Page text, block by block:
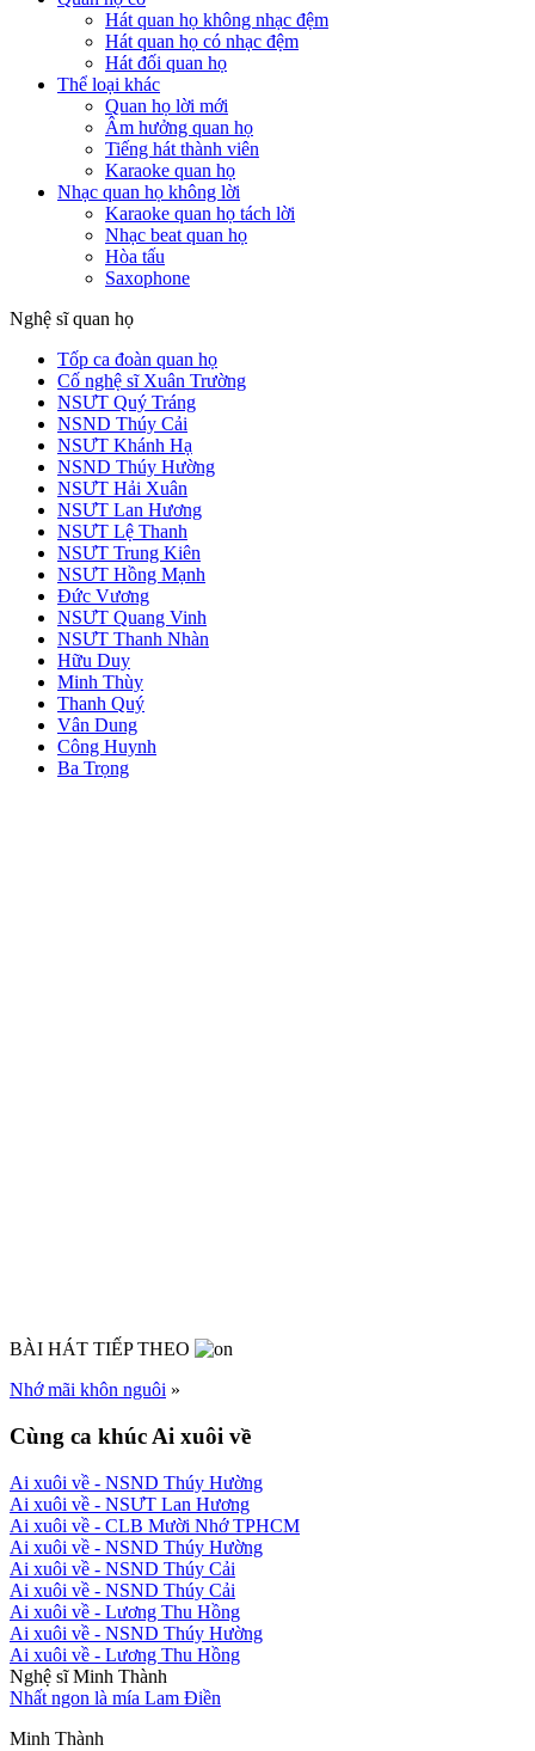
Hát quan họ không nhạc đệm
Hát quan họ có nhạc đệm
Hát đối quan họ
Thể loại khác
Quan họ lời mới
Âm hưởng quan họ
Tiếng hát thành viên
Karaoke quan họ
Nhạc quan họ không lời
Karaoke quan họ tách lời
Nhạc beat quan họ
Hòa tấu
Saxophone
Nghệ sĩ quan họ
Tốp ca đoàn quan họ
Cố nghệ sĩ Xuân Trường
NSƯT Quý Tráng
NSND Thúy Cải
NSƯT Khánh Hạ
NSND Thúy Hường
NSƯT Hải Xuân
NSƯT Lan Hương
NSƯT Lệ Thanh
NSƯT Trung Kiên
NSƯT Hồng Mạnh
Đức Vương
NSƯT Quang Vinh
NSƯT Thanh Nhàn
Hữu Duy
Minh Thùy
Thanh Quý
Vân Dung
Công Huynh
Ba Trọng
BÀI HÁT TIẾP THEO
Nhớ mãi khôn nguôi »
Cùng ca khúc Ai xuôi về
Ai xuôi về - NSND Thúy Hường
Ai xuôi về - NSƯT Lan Hương
Ai xuôi về - CLB Mười Nhớ TPHCM
Ai xuôi về - NSND Thúy Hường
Ai xuôi về - NSND Thúy Cải
Ai xuôi về - NSND Thúy Cải
Ai xuôi về - Lương Thu Hồng
Ai xuôi về - NSND Thúy Hường
Ai xuôi về - Lương Thu Hồng
Nghệ sĩ Minh Thành
Nhất ngon là mía Lam Điền
Minh Thành